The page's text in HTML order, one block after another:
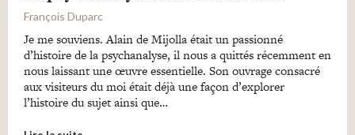
François Duparc
Je me souviens. Alain de Mijolla était un passionné
d’histoire de la psychanalyse, il nous a quittés récemment en
nous laissant une œuvre essentielle. Son ouvrage consacré
aux visiteurs du moi était déjà une façon d’explorer
l’histoire du sujet ainsi que…